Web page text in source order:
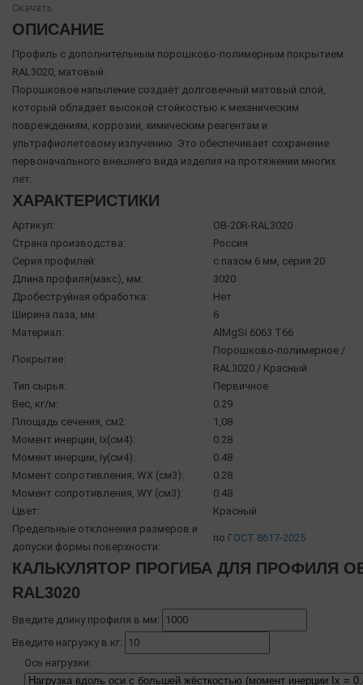
Скачать
ОПИСАНИЕ
Профиль с дополнительным порошково-полимерным покрытием
RAL3020, матовый.
Порошковое напыление создаёт долговечный матовый слой,
который обладает высокой стойкостью к механическим
повреждениям, коррозии, химическим реагентам и
ультрафиолетовому излучению. Это обеспечивает сохранение
первоначального внешнего вида изделия на протяжении многих
лет.
ХАРАКТЕРИСТИКИ
Артикул:
OB-20R-RAL3020
Страна производства:
Россия
Серия профилей:
с пазом 6 мм, серия 20
Длина профиля(макс), мм:
3020
Дробеструйная обработка:
Нет
Ширина паза, мм:
6
Материал:
AlMgSi 6063 Т66
Покрытие:
Порошково-полимерное /
RAL3020 / Красный
Тип сырья:
Первичное
Вес, кг/м:
0.29
Площадь сечения, см2:
1,08
Момент инерции, Ix(см4):
0.28
Момент инерции, Iy(см4):
0.48
Момент сопротивления, WX (см3):
0.28
Момент сопротивления, WY (см3):
0.48
Цвет:
Красный
Предельные отклонения размеров и
допуски формы поверхности:
по ГОСТ 8617-2025
КАЛЬКУЛЯТОР ПРОГИБА ДЛЯ ПРОФИЛЯ
RAL3020
Введите длину профиля в мм:
Введите нагрузку в кг:
Ось нагрузки: